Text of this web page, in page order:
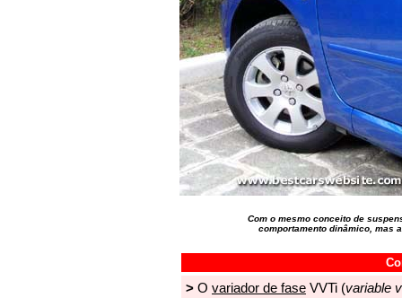
Com o mesmo conceito de
comportamento dinâmico, mas
> O variador de fase VVTi (variable